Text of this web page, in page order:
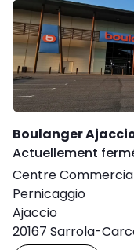
Boulanger
Actuellement
Centre
Pernicaggio
Ajaccio
20167 Sarrola-